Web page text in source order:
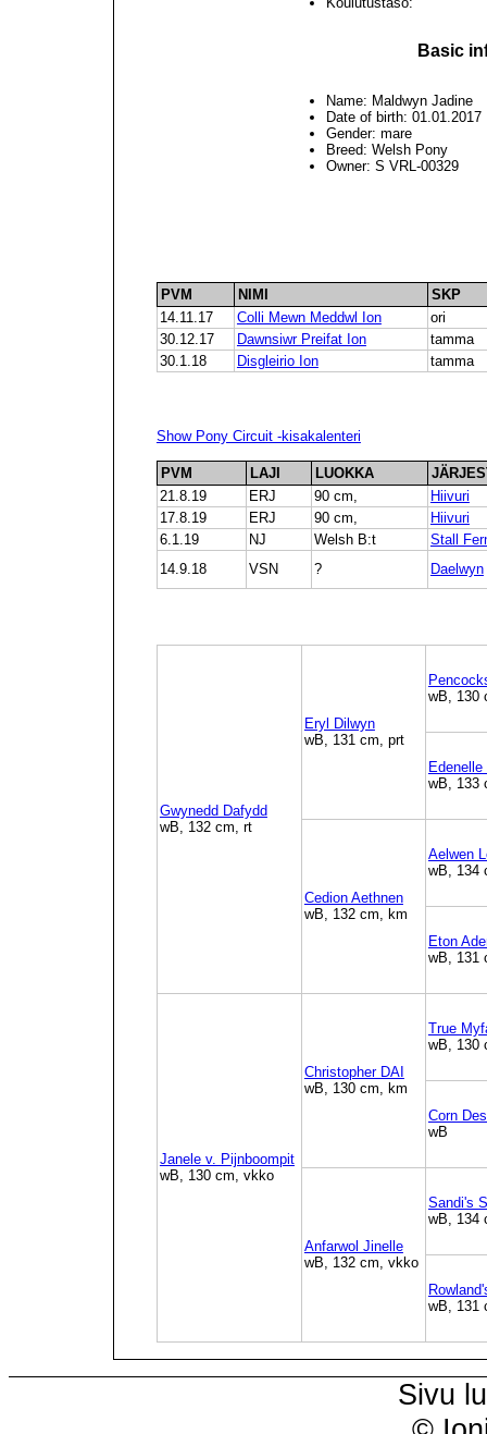
Basic
Name: Maldwyn Jadine
Date of birth: 01.01.2017
Gender: mare
Breed: Welsh Pony
Owner: S VRL-00329
PVM NIMI
SKP
14.11.17
Colli Mewn Meddwl Ion
ori
30.12.17
Dawnsiwr Preifat Ion
tamma
30.1.18
Disgleirio Ion tamma
Show Pony Circuit -kisakalenteri
PVM LAJI LUOKKA
21.8.19
ERJ 90 cm,
Hiivuri
17.8.19
ERJ 90 cm,
Hiivuri
6.1.19
NJ Welsh B:t
Stall
14.9.18
VSN ? Daelwyn
Gwynedd Dafydd
wB, 132 cm, rt
Eryl Dilwyn
wB, 131 cm, prt
wB, 130
wB, 133
Cedion Aethnen
wB, 132 cm, km
Aelwen
wB, 134
Eton
wB, 131
Janele v. Pijnboompit
wB, 130 cm, vkko
Christopher DAI
wB, 130 cm, km
True
wB, 130
Corn
wB
Anfarwol Jinelle
wB, 132 cm, vkko
Sandi's
wB, 134
wB, 131
Sivu